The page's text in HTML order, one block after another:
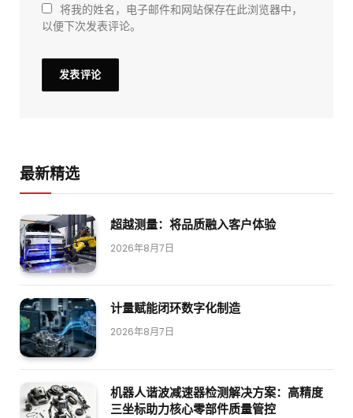
将我的姓名，电子邮件和网站保存在此浏览器中，
以便下次发表评论。
最新精选
超越测量：将品质融入客户体验
2026年8月7日
计量赋能闭环数字化制造
2026年8月7日
机器人谐波减速器检测解决方案：高精度
三坐标助力核心零部件质量管控